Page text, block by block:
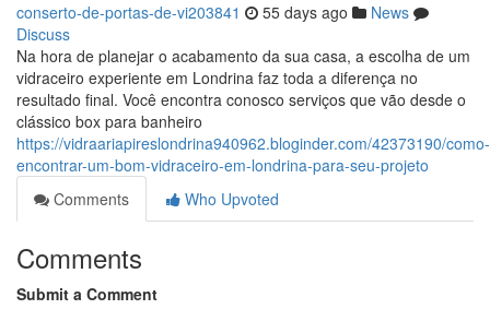
conserto-de-portas-de-vi203841 55 days ago
News
Discuss
Na hora de planejar o acabamento da sua casa, a escolha de um
vidraceiro experiente em Londrina faz toda a diferença no
resultado final. Você encontra conosco serviços que vão desde o
clássico box para banheiro
https://vidraariapireslondrina940962.bloginder.com/42373190/como-
encontrar-um-bom-vidraceiro-em-londrina-para-seu-projeto
Comments
Who Upvoted
Comments
Submit a Comment